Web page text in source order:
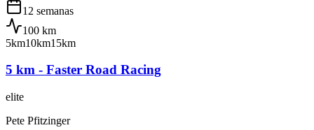
12 semanas
100 km
5km10km15km
5 km - Faster Road Racing
elite
Pete Pfitzinger